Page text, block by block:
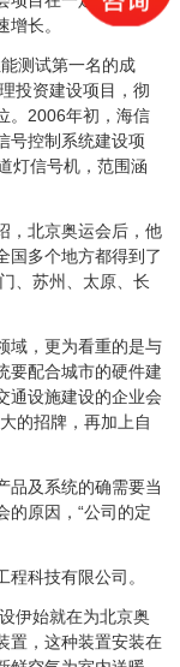
长。
测试第一名的成
投资建设项目，彻
。2006年初，海信
号控制系统建设项
灯信号机，范围涵
北京奥运会后，他
国多个地方都得到了
、苏州、太原、长
，更为看重的是与
要配合城市的硬件建
通设施建设的企业会
的招牌，再加上自
及系统的确需要当
的原因，“公司的定
科技有限公司。
伊始就在为北京奥
置，这种装置安装在